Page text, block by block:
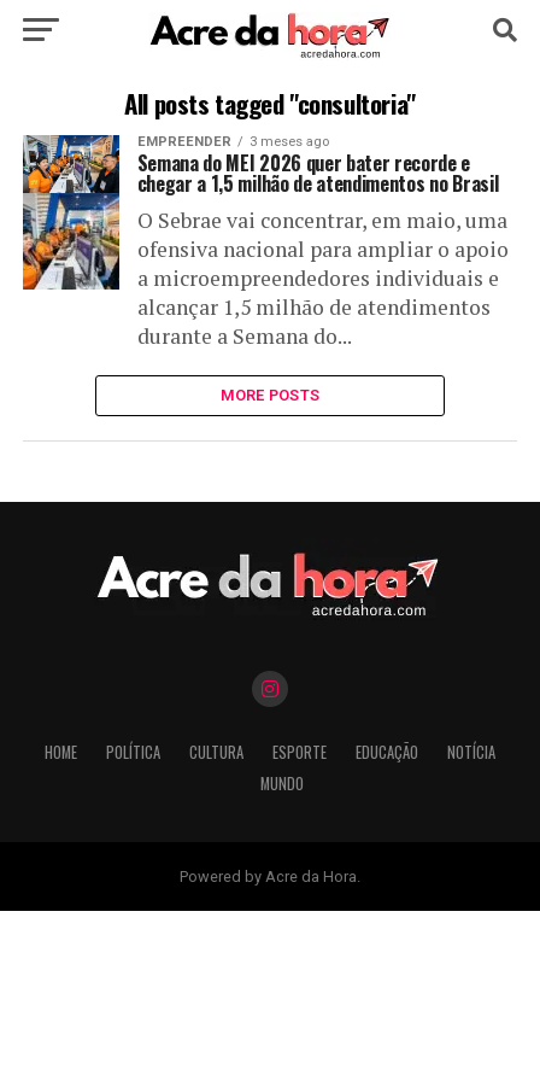
HOME POLÍTICA CULTURA ESPORTE
EDUCAÇÃO NOTÍCIA MUNDO
All posts tagged "consultoria"
EMPREENDER 3 meses ago
Semana do MEI 2026 quer bater recorde e
chegar a 1,5 milhão de atendimentos no Brasil
O Sebrae vai concentrar, em maio, uma
ofensiva nacional para ampliar o apoio
a microempreendedores individuais e
alcançar 1,5 milhão de atendimentos
durante a Semana do...
MORE POSTS
HOME POLÍTICA CULTURA ESPORTE EDUCAÇÃO
NOTÍCIA
MUNDO
Powered by Acre da Hora.